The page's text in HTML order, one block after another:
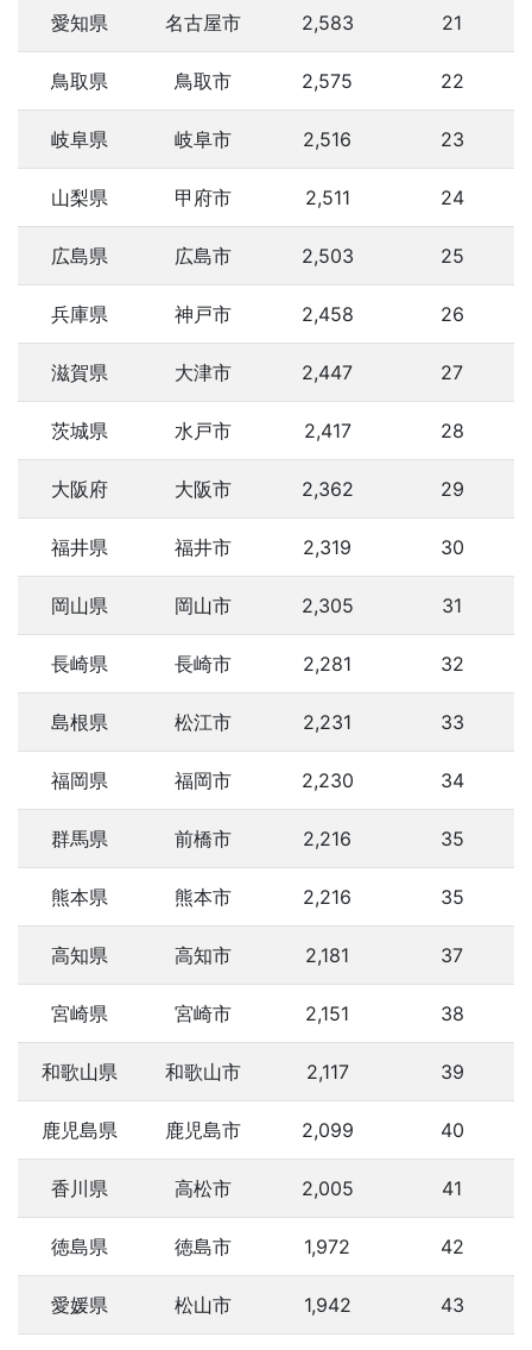
愛知県 名古屋市 2,583 21
鳥取県 鳥取市 2,575 22
岐阜県 岐阜市 2,516 23
山梨県 甲府市 2,511 24
広島県 広島市 2,503 25
兵庫県 神戸市 2,458 26
滋賀県 大津市 2,447 27
茨城県 水戸市 2,417 28
大阪府 大阪市 2,362 29
福井県 福井市 2,319 30
岡山県 岡山市 2,305 31
長崎県 長崎市 2,281 32
島根県 松江市 2,231 33
福岡県 福岡市 2,230 34
群馬県 前橋市 2,216 35
熊本県 熊本市 2,216 35
高知県 高知市 2,181 37
宮崎県 宮崎市 2,151 38
和歌山県 和歌山市 2,117 39
鹿児島県 鹿児島市 2,099 40
香川県 高松市 2,005 41
徳島県 徳島市 1,972 42
愛媛県 松山市 1,942 43